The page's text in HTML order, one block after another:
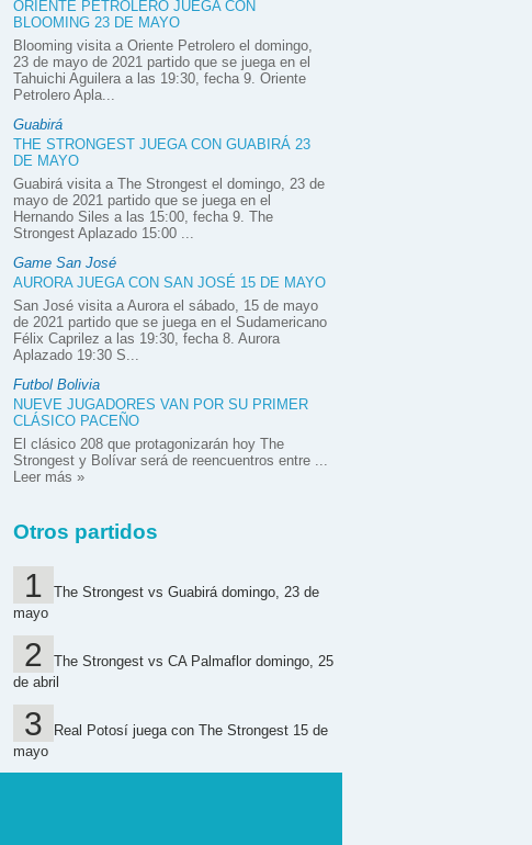
ORIENTE PETROLERO JUEGA CON
BLOOMING 23 DE MAYO
Blooming visita a Oriente Petrolero el domingo,
23 de mayo de 2021 partido que se juega en el
Tahuichi Aguilera a las 19:30, fecha 9. Oriente
Petrolero Apla...
Guabirá
THE STRONGEST JUEGA CON GUABIRÁ 23
DE MAYO
Guabirá visita a The Strongest el domingo, 23 de
mayo de 2021 partido que se juega en el
Hernando Siles a las 15:00, fecha 9. The
Strongest Aplazado 15:00 ...
Game San José
AURORA JUEGA CON SAN JOSÉ 15 DE MAYO
San José visita a Aurora el sábado, 15 de mayo
de 2021 partido que se juega en el Sudamericano
Félix Caprilez a las 19:30, fecha 8. Aurora
Aplazado 19:30 S...
Futbol Bolivia
NUEVE JUGADORES VAN POR SU PRIMER
CLÁSICO PACEÑO
El clásico 208 que protagonizarán hoy The
Strongest y Bolívar será de reencuentros entre ...
Leer más »
Otros partidos
The Strongest vs Guabirá domingo, 23 de
mayo
The Strongest vs CA Palmaflor domingo, 25
de abril
Real Potosí juega con The Strongest 15 de
mayo